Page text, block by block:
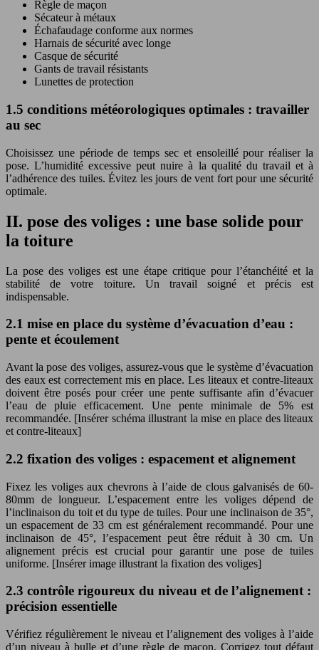
Règle de maçon
Sécateur à métaux
Échafaudage conforme aux normes
Harnais de sécurité avec longe
Casque de sécurité
Gants de travail résistants
Lunettes de protection
1.5 conditions météorologiques optimales : travailler
au sec
Choisissez une période de temps sec et ensoleillé pour réaliser la
pose. L’humidité excessive peut nuire à la qualité du travail et à
l’adhérence des tuiles. Évitez les jours de vent fort pour une sécurité
optimale.
II. pose des voliges : une base solide pour
la toiture
La pose des voliges est une étape critique pour l’étanchéité et la
stabilité de votre toiture. Un travail soigné et précis est
indispensable.
2.1 mise en place du système d’évacuation d’eau :
pente et écoulement
Avant la pose des voliges, assurez-vous que le système d’évacuation
des eaux est correctement mis en place. Les liteaux et contre-liteaux
doivent être posés pour créer une pente suffisante afin d’évacuer
l’eau de pluie efficacement. Une pente minimale de 5% est
recommandée. [Insérer schéma illustrant la mise en place des liteaux
et contre-liteaux]
2.2 fixation des voliges : espacement et alignement
Fixez les voliges aux chevrons à l’aide de clous galvanisés de 60-
80mm de longueur. L’espacement entre les voliges dépend de
l’inclinaison du toit et du type de tuiles. Pour une inclinaison de 35°,
un espacement de 33 cm est généralement recommandé. Pour une
inclinaison de 45°, l’espacement peut être réduit à 30 cm. Un
alignement précis est crucial pour garantir une pose de tuiles
uniforme. [Insérer image illustrant la fixation des voliges]
2.3 contrôle rigoureux du niveau et de l’alignement :
précision essentielle
Vérifiez régulièrement le niveau et l’alignement des voliges à l’aide
d’un niveau à bulle et d’une règle de maçon. Corrigez tout défaut